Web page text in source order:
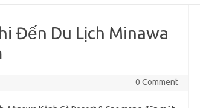
Đến Du Lịch Minawa
0 Comment